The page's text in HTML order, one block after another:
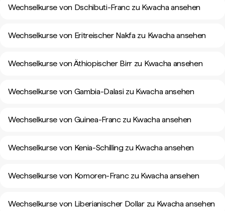
Wechselkurse von Dschibuti-Franc zu Kwacha ansehen
Wechselkurse von Eritreischer Nakfa zu Kwacha ansehen
Wechselkurse von Äthiopischer Birr zu Kwacha ansehen
Wechselkurse von Gambia-Dalasi zu Kwacha ansehen
Wechselkurse von Guinea-Franc zu Kwacha ansehen
Wechselkurse von Kenia-Schilling zu Kwacha ansehen
Wechselkurse von Komoren-Franc zu Kwacha ansehen
Wechselkurse von Liberianischer Dollar zu Kwacha ansehen